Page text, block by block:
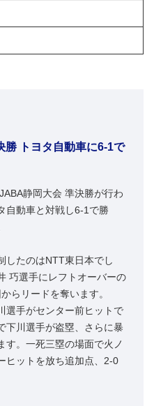
トヨタ自動車に6-1で
静岡大会 準決勝が行わ
自動車と対戦し6-1で勝
したのはNTT東日本でし
巧選手にレフトオーバーの
らリードを奪います。
選手がセンター前ヒットで
下川選手が盗塁、さらに暴
す。一死三塁の場面で火ノ
ヒットを放ち追加点、2-0